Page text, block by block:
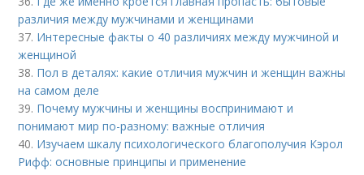
различия между мужчинами и женщинами
37. Интересные факты о 40 различиях между мужчиной и
женщиной
38. Пол в деталях: какие отличия мужчин и женщин важны
на самом деле
39. Почему мужчины и женщины воспринимают и
понимают мир по-разному: важные отличия
40. Изучаем шкалу психологического благополучия Кэрол
Рифф: основные принципы и применение